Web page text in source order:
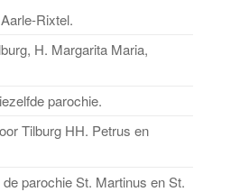
Rixtel.
H. Margarita Maria,
parochie.
Tilburg HH. Petrus en
parochie St. Martinus en St.